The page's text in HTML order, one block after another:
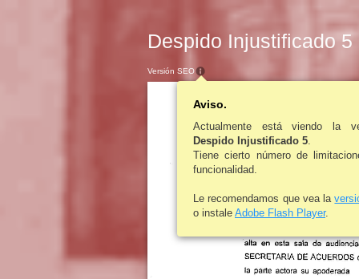
Despido Injustificado 5
Versión SEO
Aviso.
Actualmente está viendo la
Despido Injustificado 5
Tiene cierto número de
funcionalidad.
Le recomendamos que vea la
o instale Adobe Flash Player.